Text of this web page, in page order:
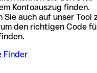
Kontoauszug finden.
Sie auch auf unser Tool
den richtigen Code
Finder